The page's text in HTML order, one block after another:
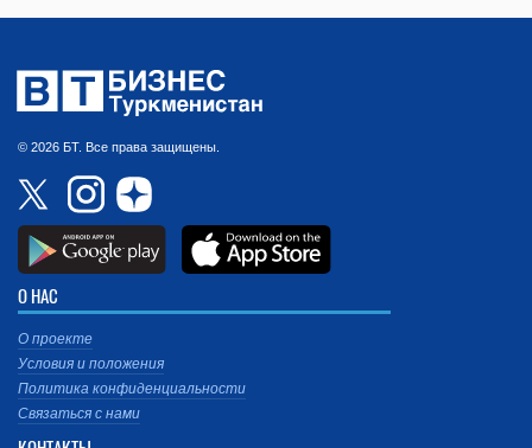
© 2026 БТ. Все права защищены.
О НАС
О проекте
Условия и положения
Политика конфиденциальности
Связаться с нами